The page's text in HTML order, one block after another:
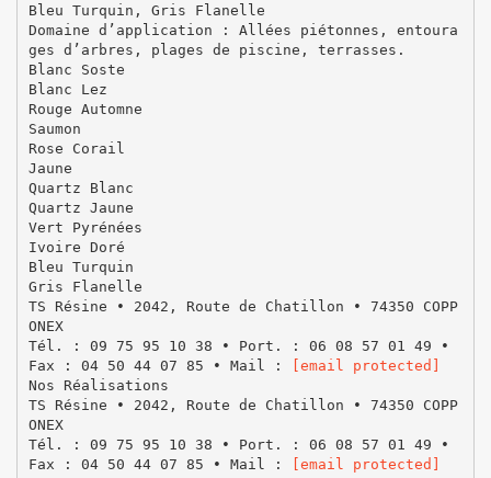
Bleu Turquin, Gris Flanelle
Domaine d’application : Allées piétonnes, entoura
ges d’arbres, plages de piscine, terrasses.
Blanc Soste
Blanc Lez
Rouge Automne
Saumon
Rose Corail
Jaune
Quartz Blanc
Quartz Jaune
Vert Pyrénées
Ivoire Doré
Bleu Turquin
Gris Flanelle
TS Résine • 2042, Route de Chatillon • 74350 COPP
ONEX
Tél. : 09 75 95 10 38 • Port. : 06 08 57 01 49 •
Fax : 04 50 44 07 85 • Mail :
[email protected]
Nos Réalisations
TS Résine • 2042, Route de Chatillon • 74350 COPP
ONEX
Tél. : 09 75 95 10 38 • Port. : 06 08 57 01 49 •
Fax : 04 50 44 07 85 • Mail :
[email protected]